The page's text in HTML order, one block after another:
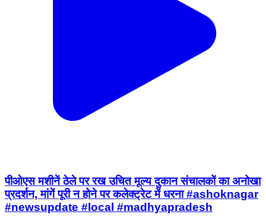
पीओएस मशीनें ठेले पर रख उचित मूल्य दुकान संचालकों का अनोखा
प्रदर्शन, मांगें पूरी न होने पर कलेक्ट्रेट में धरना #ashoknagar
#newsupdate #local #madhyapradesh